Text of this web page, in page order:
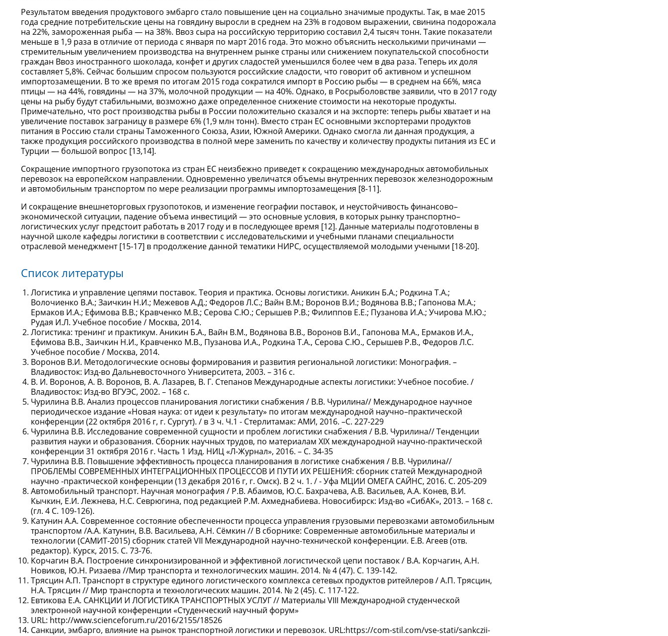
Результатом введения продуктового эмбарго стало повышение цен на социально значимые продукты. Так, в мае 2015
года средние потребительские цены на говядину выросли в среднем на 23% в годовом выражении, свинина подорожала
на 22%, замороженная рыба — на 38%. Ввоз сыра на российскую территорию составил 2,4 тысяч тонн. Такие показатели
меньше в 1,9 раза в отличие от периода с января по март 2016 года. Это можно объяснить несколькими причинами —
стремительным увеличением производства на внутреннем рынке страны или снижением покупательской способности
граждан Ввоз иностранного шоколада, конфет и других сладостей уменьшился более чем в два раза. Теперь их доля
составляет 5,8%. Сейчас большим спросом пользуются российские сладости, что говорит об активном и успешном
импортозамещении. В то же время по итогам 2015 года сократился импорт в Россию рыбы — в среднем на 66%, мяса
птицы — на 44%, говядины — на 37%, молочной продукции — на 40%. Однако, в Росрыболовстве заявили, что в 2017 году
цены на рыбу будут стабильными, возможно даже определенное снижение стоимости на некоторые продукты.
Примечательно, что рост производства рыбы в России положительно сказался и на экспорте: теперь рыбы хватает и на
увеличение поставок заграницу в размере 6% (1,9 млн тонн). Вместо стран ЕС основными экспортерами продуктов
питания в Россию стали страны Таможенного Союза, Азии, Южной Америки. Однако смогла ли данная продукция, а
также продукция российского производства в полной мере заменить по качеству и количеству продукты питания из ЕС и
Турции — большой вопрос [13,14].
Сокращение импортного грузопотока из стран ЕС неизбежно приведет к сокращению международных автомобильных
перевозок на европейском направлении. Одновременно увеличатся объемы внутренних перевозок железнодорожным
и автомобильным транспортом по мере реализации программы импортозамещения [8-11].
И сокращение внешнеторговых грузопотоков, и изменение географии поставок, и неустойчивость финансово–
экономической ситуации, падение объема инвестиций — это основные условия, в которых рынку транспортно–
логистических услуг предстоит работать в 2017 году и в последующее время [12]. Данные материалы подготовлены в
научной школе кафедры логистики в соответствии с исследовательскими и учебными планами специальности
отраслевой менеджмент [15-17] в продолжение данной тематики НИРС, осуществляемой молодыми учеными [18-20].
Список литературы
Логистика и управление цепями поставок. Теория и практика. Основы логистики. Аникин Б.А.; Родкина Т.А.;
Волочиенко В.А.; Заичкин Н.И.; Межевов А.Д.; Федоров Л.С.; Вайн В.М.; Воронов В.И.; Водянова В.В.; Гапонова М.А.;
Ермаков И.А.; Ефимова В.В.; Кравченко М.В.; Серова С.Ю.; Серышев Р.В.; Филиппов Е.Е.; Пузанова И.А.; Учирова М.Ю.;
Рудая И.Л. Учебное пособие / Москва, 2014.
Логистика: тренинг и практикум. Аникин Б.А., Вайн В.М., Водянова В.В., Воронов В.И., Гапонова М.А., Ермаков И.А.,
Ефимова В.В., Заичкин Н.И., Кравченко М.В., Пузанова И.А., Родкина Т.А., Серова С.Ю., Серышев Р.В., Федоров Л.С.
Учебное пособие / Москва, 2014.
Воронов В.И. Методологические основы формирования и развития региональной логистики: Монография. –
Владивосток: Изд-во Дальневосточного Университета, 2003. – 316 с.
В. И. Воронов, А. В. Воронов, В. А. Лазарев, В. Г. Степанов Международные аспекты логистики: Учебное пособие. /
Владивосток: Изд-во ВГУЭС, 2002. – 168 с.
Чурилина В.В. Анализ процессов планирования логистики снабжения / В.В. Чурилина// Международное научное
периодическое издание «Новая наука: от идеи к результату» по итогам международной научно–практической
конференции (22 октября 2016 г, г. Сургут). / в 3 ч. Ч.1 - Стерлитамак: АМИ, 2016. –С. 227-229
Чурилина В.В. Исследование современной сущности и проблем логистики снабжения / В.В. Чурилина// Тенденции
развития науки и образования. Сборник научных трудов, по материалам XIX международной научно-практической
конференции 31 октября 2016 г. Часть 1 Изд. НИЦ «Л-Журнал», 2016. – С. 34-35
Чурилина В.В. Повышение эффективность процесса планирования в логистике снабжения / В.В. Чурилина//
ПРОБЛЕМЫ СОВРЕМЕННЫХ ИНТЕГРАЦИОННЫХ ПРОЦЕССОВ И ПУТИ ИХ РЕШЕНИЯ: сборник статей Международной
научно -практической конференции (13 декабря 2016 г, г. Омск). В 2 ч. 1. / - Уфа МЦИИ ОМЕГА САЙНС, 2016. С. 205-209
Автомобильный транспорт. Научная монография / Р.В. Абаимов, Ю.С. Бахрачева, А.В. Васильев, А.А. Конев, В.И.
Кычкин, Е.И. Лежнева, Н.С. Севрюгина, под редакцией Р.М. Ахмеднабиева. Новосибирск: Изд-во «СибАК», 2013. – 168 с.
(гл. 4 С. 109-126).
Катунин А.А. Современное состояние обеспеченности процесса управления грузовыми перевозками автомобильным
транспортом /А.А. Катунин, В.В. Васильева, А.Н. Сёмкин // В сборнике: Современные автомобильные материалы и
технологии (САМИТ-2015) сборник статей VII Международной научно-технической конференции. Е.В. Агеев (отв.
редактор). Курск, 2015. С. 73-76.
Корчагин В.А. Построение синхронизированной и эффективной логистической цепи поставок / В.А. Корчагин, А.Н.
Новиков, Ю.Н. Ризаева //Мир транспорта и технологических машин. 2014. № 4 (47). С. 139-142.
Трясцин А.П. Транспорт в структуре единого логистического комплекса сетевых продуктов ритейлеров / А.П. Трясцин,
Н.А. Трясцин // Мир транспорта и технологических машин. 2014. № 2 (45). С. 117-122.
Евтикова Е.А. САНКЦИИ И ЛОГИСТИКА ТРАНСПОРТНЫХ УСЛУГ // Материалы VIII Международной студенческой
электронной научной конференции «Студенческий научный форум»
URL: http://www.scienceforum.ru/2016/2155/18526
Санкции, эмбарго, влияние на рынок транспортной логистики и перевозок. URL:https://com-stil.com/vse-stati/sankczii-